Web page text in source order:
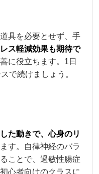
具を必要とせず、手
ス軽減効果も期待で
に役立ちます。1日
で続けましょう。
た動きで、心身のリ
す。自律神経のバラ
ことで、過敏性腸症
心者向けのクラスに